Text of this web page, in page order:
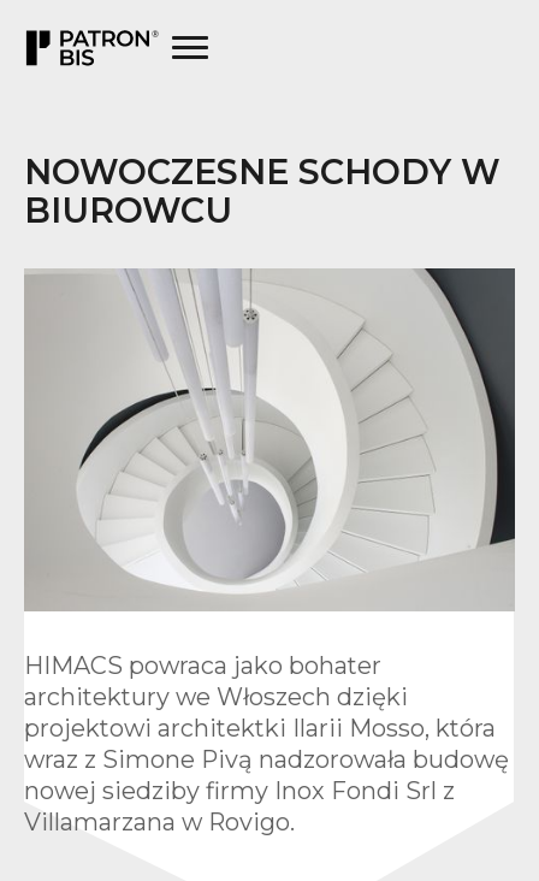
NOWOCZESNE SCHODY W
BIUROWCU
HIMACS powraca jako bohater
architektury we Włoszech dzięki
projektowi architektki Ilarii Mosso, która
wraz z Simone Pivą nadzorowała budowę
nowej siedziby firmy Inox Fondi Srl z
Villamarzana w Rovigo.